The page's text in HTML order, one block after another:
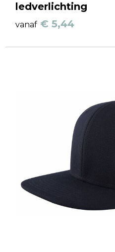
ledverlichting
vanaf € 5,44